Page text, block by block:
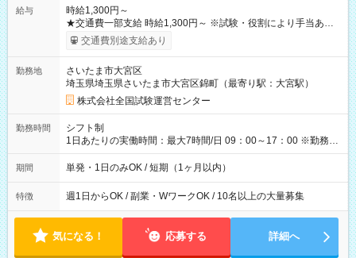
給与
時給1,300円～
★交通費一部支給 時給1,300円～ ※試験・役割により手当あり
※勤務回数により昇給あり 【即給（前払い）オプションあ
り！】 希望される場合、勤務から1週間ほどで給与の一部を受け
例】 ・河合塾模擬試験 8:30～17:30（休憩1時間） 時給1,300円
×8時間＝日収10,400円＋交通費 ※当日の役割により時給＋100
円の場合あり ・国家試験 7:00～13:30（休憩なし） 時給1,300
円（役割手当＋100円）×6時間＝日収8,400円＋交通費 【試用期
間】試用期間なし
交通費別途支給あり
勤務地
さいたま市大宮区
埼玉県埼玉県さいたま市大宮区錦町（最寄り駅：大宮駅）
株式会社全国試験運営センター
勤務時間
シフト制
1日あたりの実働時間：最大7時間/日 09：00～17：00 ※勤務時
間は 試験により異なります。
期間 単発・1日のみOK / 短期（1ヶ月以内）
特徴 週1日からOK / 副業・WワークOK / 10名以上の大量募集
気になる！ 応募する 詳細へ